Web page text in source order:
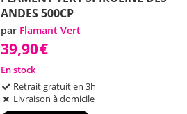
ANDES 500CP
par Flamant Vert
39,90€
En stock
Retrait gratuit en 3h
Livraison à domicile